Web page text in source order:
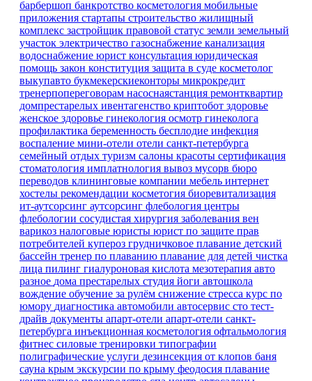
барбершоп банкротство косметология мобильные
приложения стартапы строительство жилищный
комплекс застройщик правовой статус земли земельный
участок электричество газоснабжение канализация
водоснабжение юрист консультация юридическая
помощь закон конституция защита в суде косметолог
выкупавто букмекерскиеконторы микрокредит
тренерпопереговорам насоснаястанция ремонтквартир
домпрестарелых ивентагенство криптобот здоровье
женское здоровье гинекология осмотр гинеколога
профилактика беременность бесплодие инфекция
воспаление мини-отели отели санкт-петербурга
семейный отдых туризм салоны красоты сертификация
стоматология имплатнология вывоз мусорв бюро
переводов клининговые компании мебель интернет
хостелы рекомендации косметогия биоревитализация
ит-аутсорсинг аутсорсинг флебология центры
флебологии сосудистая хирургия заболевания вен
варикоз налоговые юристы юрист по защите прав
потребителей купероз грудничковое плавание детский
бассейн тренер по плаванию плавание для детей чистка
лица пилинг гиалуроновая кислота мезотерапия авто
разное дома престарелых студия йоги автошкола
вождение обучение за рулём снижение стресса курс по
юмору диагностика автомобили автосервис сто тест-
драйв документы апарт-отели апарт-отели санкт-
петербурга инъекционная косметология офтальмология
фитнес силовые тренировки типографии
полиграфические услуги дезинсекция от клопов баня
сауна крым экскурсии по крыму феодосия плавание